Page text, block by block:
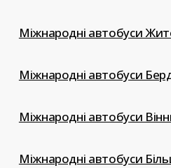
Міжнародні автобуси
Міжнародні автобуси
Міжнародні автобуси
Міжнародні автобуси